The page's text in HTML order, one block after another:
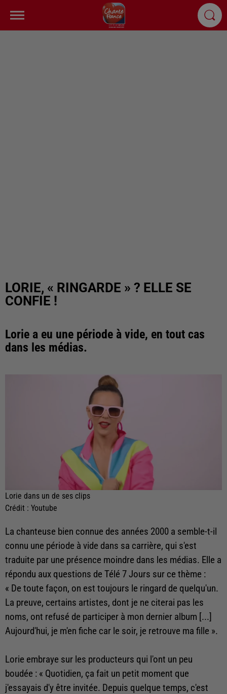
LORIE, « RINGARDE » ? ELLE SE
CONFIE !
Lorie a eu une période à vide, en tout cas
dans les médias.
Lorie dans un de ses clips
Crédit : Youtube
La chanteuse bien connue des années 2000 a semble-t-il
connu une période à vide dans sa carrière, qui s'est
traduite par une présence moindre dans les médias. Elle a
répondu aux questions de Télé 7 Jours sur ce thème :
« De toute façon, on est toujours le ringard de quelqu'un.
La preuve, certains artistes, dont je ne citerai pas les
noms, ont refusé de participer à mon dernier album [...]
Aujourd'hui, je m'en fiche car le soir, je retrouve ma fille ».
Lorie embraye sur les producteurs qui l'ont un peu
boudée : « Quotidien, ça fait un petit moment que
j'essayais d'y être invitée. Depuis quelque temps, c'est